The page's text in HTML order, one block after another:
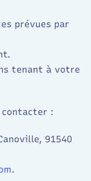
prévues par
tenant à votre
contacter :
91540
.